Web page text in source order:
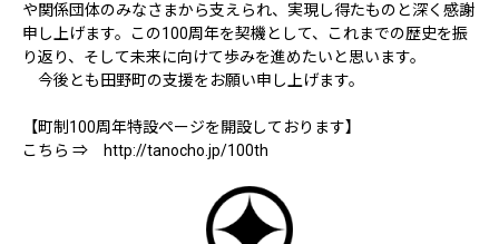
や関係団体のみなさまから支えられ、実現し得たものと深く感謝
申し上げます。この100周年を契機として、これまでの歴史を振
り返り、そして未来に向けて歩みを進めたいと思います。
今後とも田野町の支援をお願い申し上げます。
【町制100周年特設ページを開設しております】
こちら ⇒ http://tanocho.jp/100th